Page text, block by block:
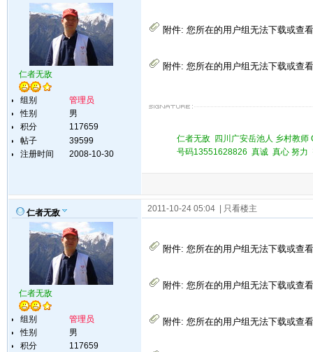
仁者无敌
组别
管理员
性别
男
积分
117659
帖子
39599
注册时间
2008-10-30
附件: 您所在的用户组无法下载或查
附件: 您所在的用户组无法下载或查
仁者无敌 四川广安岳池人 乡村教
号码13551628826 真诚 真心 努
仁者无敌
仁者无敌
组别
管理员
性别
男
积分
117659
2011-10-24 05:04 | 只看楼主
附件: 您所在的用户组无法下载或查
附件: 您所在的用户组无法下载或查
附件: 您所在的用户组无法下载或查